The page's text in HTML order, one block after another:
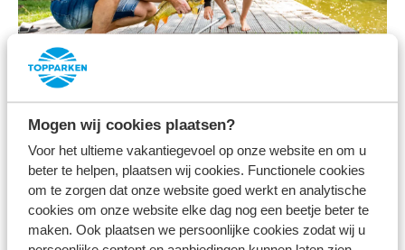
Mogen wij cookies plaatsen?
Voor het ultieme vakantiegevoel op onze website en om u
beter te helpen, plaatsen wij cookies. Functionele cookies
om te zorgen dat onze website goed werkt en analytische
cookies om onze website elke dag nog een beetje beter te
maken. Ook plaatsen we persoonlijke cookies zodat wij u
Fishing opportunities
On the park